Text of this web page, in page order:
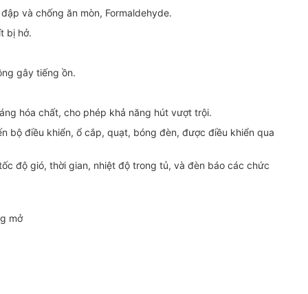
và chống ăn mòn, Formaldehyde.
bị hở.
gây tiếng ồn.
hóa chất, cho phép khả năng hút vượt trội.
bộ điều khiển, ổ cắp, quạt, bóng đèn, được điều khiển qua
độ gió, thời gian, nhiệt độ trong tủ, và đèn báo các chức
mở